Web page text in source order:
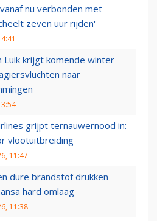
nu verbonden met
zeven uur rijden'
Luik krijgt komende winter
naar
grijpt ternauwernood in:
vlootuitbreiding
11:47
dure brandstof drukken
hard omlaag
11:38